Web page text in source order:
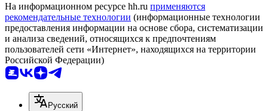
На информационном ресурсе hh.ru применяются
рекомендательные технологии (информационные технологии
предоставления информации на основе сбора, систематизации
и анализа сведений, относящихся к предпочтениям
пользователей сети «Интернет», находящихся на территории
Российской Федерации)
Русский